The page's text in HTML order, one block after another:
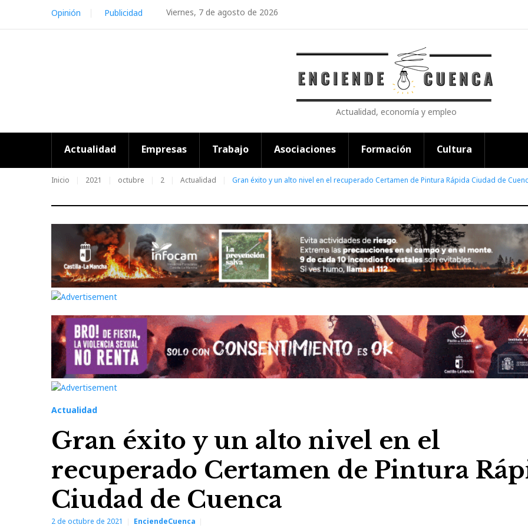
content
Viernes, 7 de agosto de 2026
Opinión Publicidad
Actualidad, economía y empleo
Actualidad Empresas Trabajo Asociaciones Formación Cultura
Inicio 2021 octubre 2 Actualidad Gran éxito y un alto nivel en el recuperado Certamen de Pintura Rápida Ciudad de
Actualidad
Gran éxito y un alto nivel en el
recuperado Certamen de Pintura
Ciudad de Cuenca
2 de octubre de 2021 EnciendeCuenca